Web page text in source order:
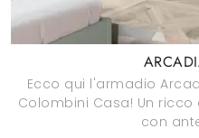
Ecco qui l'armadio
Colombini Casa! Un
con